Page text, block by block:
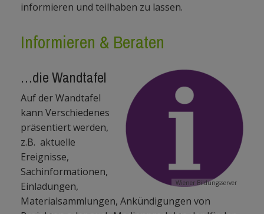
informieren und teilhaben zu lassen.
Informieren & Beraten
Wiener Bildungsserver
…die Wandtafel
Auf der Wandtafel
kann Verschiedenes
präsentiert werden,
z.B. aktuelle
Ereignisse,
Sachinformationen,
Einladungen,
Materialsammlungen, Ankündigungen von